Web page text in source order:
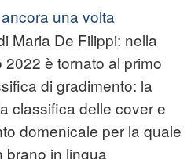
una volta
Maria De Filippi: nella
è tornato al primo
di gradimento: la
classifica delle cover e
domenicale per la quale
brano in lingua